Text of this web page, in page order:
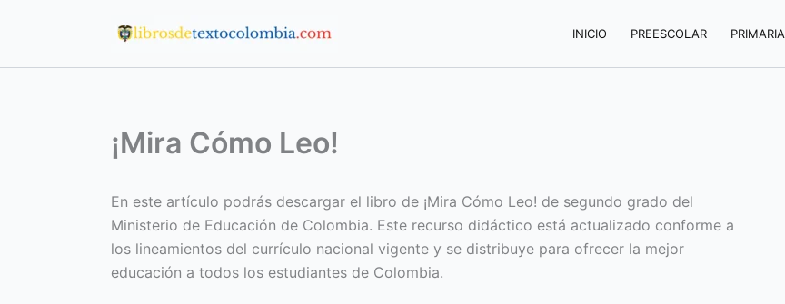
INICIO PREESCOLAR PRIMARIA
¡Mira Cómo Leo!
En este artículo podrás descargar el libro de ¡Mira Cómo Leo! de segundo grado del
Ministerio de Educación de Colombia. Este recurso didáctico está actualizado conforme a
los lineamientos del currículo nacional vigente y se distribuye para ofrecer la mejor
educación a todos los estudiantes de Colombia.